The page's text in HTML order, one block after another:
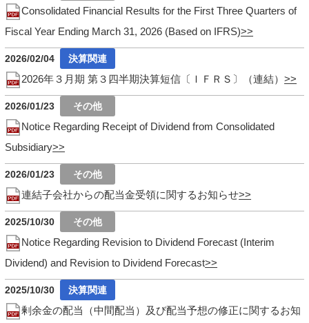
Consolidated Financial Results for the First Three Quarters of
Fiscal Year Ending March 31, 2026 (Based on IFRS)
2026/02/04
2026年３月期 第３四半期決算短信〔ＩＦＲＳ〕（連結）
2026/01/23
Notice Regarding Receipt of Dividend from Consolidated
Subsidiary
2026/01/23
連結子会社からの配当金受領に関するお知らせ
2025/10/30
Notice Regarding Revision to Dividend Forecast (Interim
Dividend) and Revision to Dividend Forecast
2025/10/30
剰余金の配当（中間配当）及び配当予想の修正に関するお知